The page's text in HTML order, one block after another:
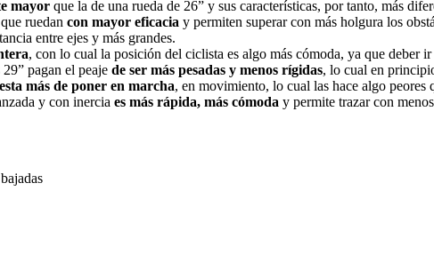
mayor que la de una rueda de 26” y sus características, por tanto, más
ruedan con mayor eficacia y permiten superar con más holgura los
entre ejes y más grandes.
, con lo cual la posición del ciclista es algo más cómoda, ya que deber
pagan el peaje de ser más pesadas y menos rígidas, lo cual en
más de poner en marcha, en movimiento, lo cual las hace algo peores
y con inercia es más rápida, más cómoda y permite trazar con